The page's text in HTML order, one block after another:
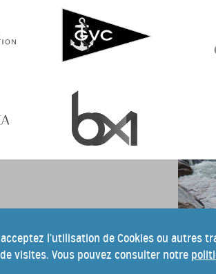
l’utilisation de Cookies ou autres
visites. Vous pouvez consulter notre
du festival Into